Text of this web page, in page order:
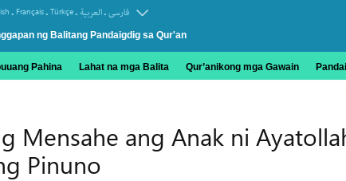
. Français. Türkçe. العربیة.فارسی
ng Balitang Pandaigdig sa Qur'an
Pahina Lahat na mga Balita Qur’anikong mga Gawain
Mensahe ang Anak ni
Pinuno